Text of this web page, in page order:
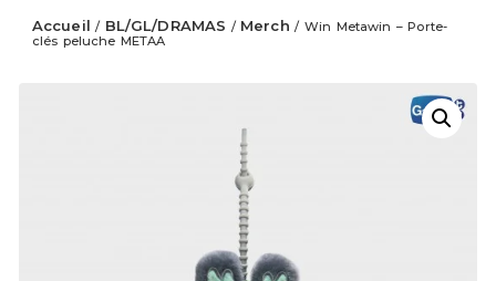
Accueil / BL/GL/DRAMAS / Merch / Win Metawin – Porte-
clés peluche METAA